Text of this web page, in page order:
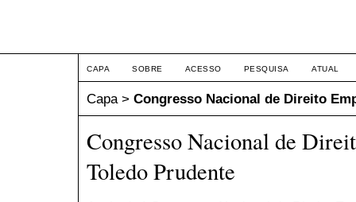
CAPA SOBRE ACESSO PESQUISA ATUAL
Capa> Congresso Nacional de Direito
Congresso Nacional de
Toledo Prudente